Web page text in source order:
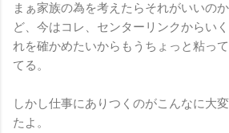
まぁ家族の為を考えたらそれがいいの
ど、今はコレ、センターリンクからい
れを確かめたいからもうちょっと粘っ
てる。
しかし仕事にありつくのがこんなに大
たよ。